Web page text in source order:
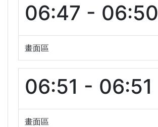
06:47 - 06:50
畫面區
06:51 - 06:51
畫面區